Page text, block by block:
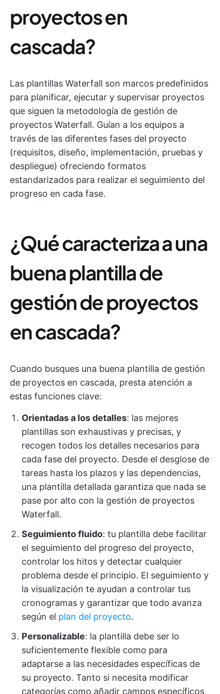
proyectos en
cascada?
Las plantillas Waterfall son marcos predefinidos
para planificar, ejecutar y supervisar proyectos
que siguen la metodología de gestión de
proyectos Waterfall. Guían a los equipos a
través de las diferentes fases del proyecto
(requisitos, diseño, implementación, pruebas y
despliegue) ofreciendo formatos
estandarizados para realizar el seguimiento del
progreso en cada fase.
¿Qué caracteriza a una
buena plantilla de
gestión de proyectos
en cascada?
Cuando busques una buena plantilla de gestión
de proyectos en cascada, presta atención a
estas funciones clave:
Orientadas a los detalles: las mejores
plantillas son exhaustivas y precisas, y
recogen todos los detalles necesarios para
cada fase del proyecto. Desde el desglose de
tareas hasta los plazos y las dependencias,
una plantilla detallada garantiza que nada se
pase por alto con la gestión de proyectos
Waterfall.
Seguimiento fluido: tu plantilla debe facilitar
el seguimiento del progreso del proyecto,
controlar los hitos y detectar cualquier
problema desde el principio. El seguimiento y
la visualización te ayudan a controlar tus
cronogramas y garantizar que todo avanza
según el plan del proyecto.
Personalizable: la plantilla debe ser lo
suficientemente flexible como para
adaptarse a las necesidades específicas de
su proyecto. Tanto si necesita modificar
categorías como añadir campos específicos,